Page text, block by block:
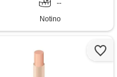
--
Notino